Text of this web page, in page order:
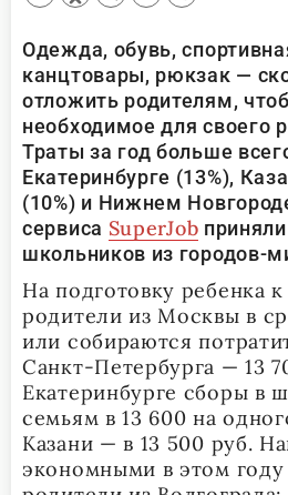
Одежда, обувь,
канцтовары, рюкзак —
отложить родителям,
необходимое для своего
Траты за год больше
Екатеринбурге (13%),
(10%) и Нижнем
сервиса SuperJob
школьников из городов-
На подготовку ребенка
родители из Москвы в
или собираются
Санкт-Петербурга — 13
Екатеринбурге сборы в
семьям в 13 600 на
Казани — в 13 500 руб.
экономными в этом году